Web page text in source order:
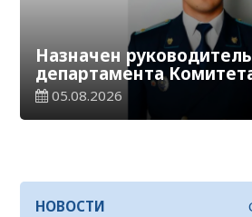
Назначен руководитель
департамента
статистике и
по Кызылординской
05.08.2026
НОВОСТИ